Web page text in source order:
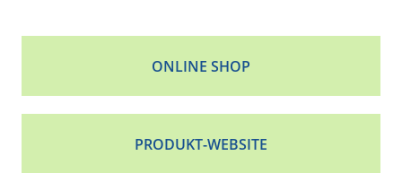
ONLINE SHOP
PRODUKT-WEBSITE